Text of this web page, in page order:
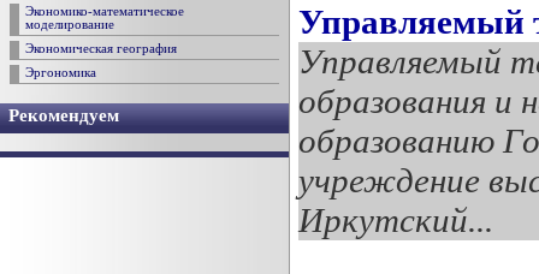
Экономико-математическое
моделирование
Экономическая география
Эргономика
Рекомендуем
Управляемый
Управляемый
образования и
образованию
учреждение
Иркутский...